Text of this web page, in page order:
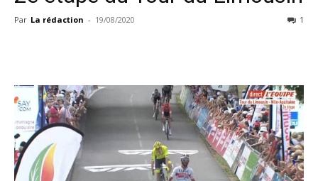
Par La rédaction - 19/08/2020 1